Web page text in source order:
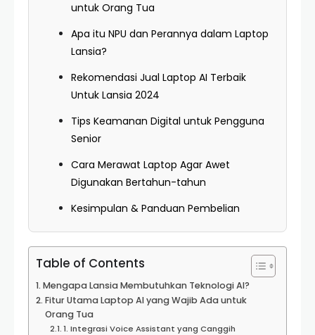
untuk Orang Tua
Apa itu NPU dan Perannya dalam Laptop
Lansia?
Rekomendasi Jual Laptop AI Terbaik
Untuk Lansia 2024
Tips Keamanan Digital untuk Pengguna
Senior
Cara Merawat Laptop Agar Awet
Digunakan Bertahun-tahun
Kesimpulan & Panduan Pembelian
Table of Contents
Mengapa Lansia Membutuhkan Teknologi AI?
Fitur Utama Laptop AI yang Wajib Ada untuk
Orang Tua
1. Integrasi Voice Assistant yang Canggih